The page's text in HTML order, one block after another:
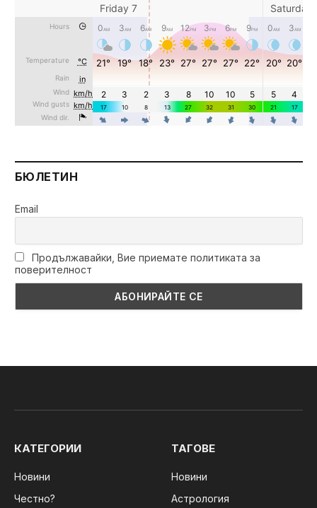
БЮЛЕТИН
Email
Продължавайки, Вие приемате политиката за
поверителност
КАТЕГОРИИ
Новини
Честно?
ТАГОВЕ
Новини
Астрология